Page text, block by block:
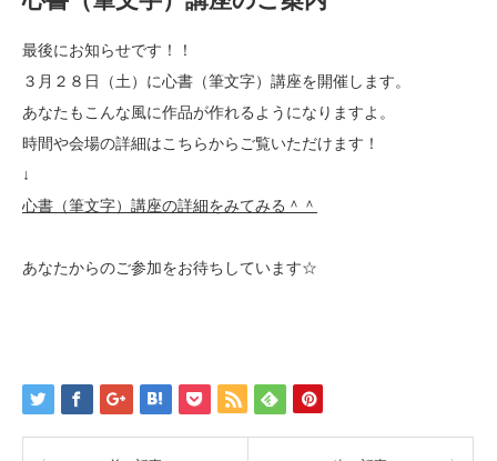
最後にお知らせです！！
３月２８日（土）に心書（筆文字）講座を開催します。
あなたもこんな風に作品が作れるようになりますよ。
時間や会場の詳細はこちらからご覧いただけます！
↓
心書（筆文字）講座の詳細をみてみる＾＾
あなたからのご参加をお待ちしています☆